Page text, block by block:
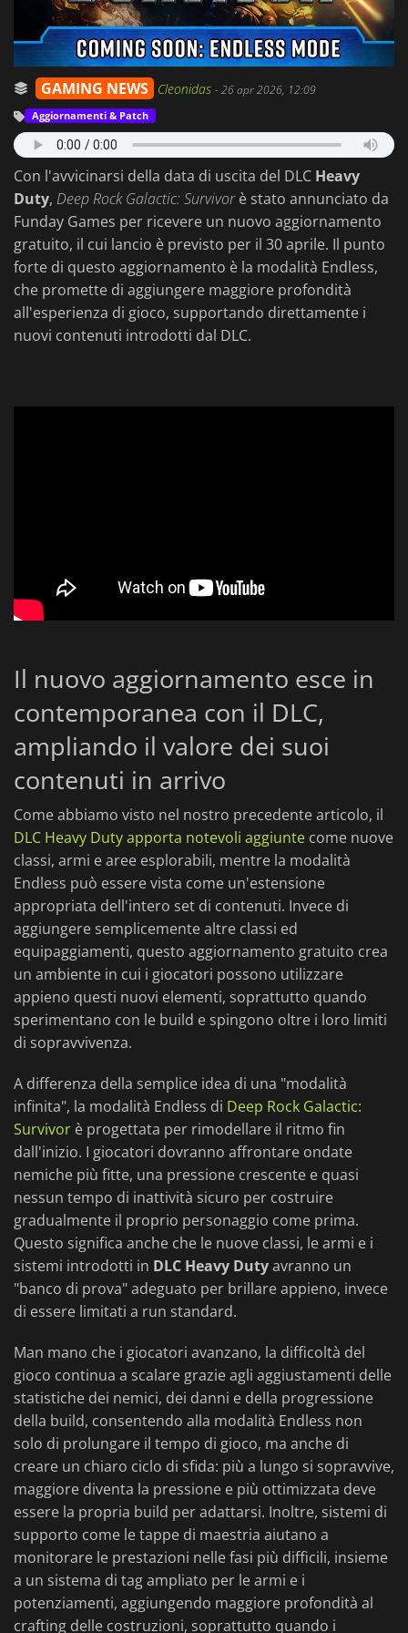
GAMING NEWS Cleonidas -26 apr 2026, 12:09
Aggiornamenti & Patch
Con l'avvicinarsi della data di uscita del DLC Heavy
Duty, Deep Rock Galactic: Survivorè stato annunciato da
Funday Games per ricevere un nuovo aggiornamento
gratuito, il cui lancio è previsto per il 30 aprile. Il punto
forte di questo aggiornamento è la modalità Endless,
che promette di aggiungere maggiore profondità
all'esperienza di gioco, supportando direttamente i
nuovi contenuti introdotti dal DLC.
Il nuovo aggiornamento esce in
contemporanea con il DLC,
ampliando il valore dei suoi
contenuti in arrivo
Come abbiamo visto nel nostro precedente articolo, il
DLC Heavy Duty apporta notevoli aggiunte come nuove
classi, armi e aree esplorabili, mentre la modalità
Endless può essere vista come un'estensione
appropriata dell'intero set di contenuti. Invece di
aggiungere semplicemente altre classi ed
equipaggiamenti, questo aggiornamento gratuito crea
un ambiente in cui i giocatori possono utilizzare
appieno questi nuovi elementi, soprattutto quando
sperimentano con le build e spingono oltre i loro limiti
di sopravvivenza.
A differenza della semplice idea di una "modalità
infinita", la modalità Endless di Deep Rock Galactic:
Survivor è progettata per rimodellare il ritmo fin
dall'inizio. I giocatori dovranno affrontare ondate
nemiche più fitte, una pressione crescente e quasi
nessun tempo di inattività sicuro per costruire
gradualmente il proprio personaggio come prima.
Questo significa anche che le nuove classi, le armi e i
sistemi introdotti in DLC Heavy Dutyavranno un
"banco di prova" adeguato per brillare appieno, invece
di essere limitati a run standard.
Man mano che i giocatori avanzano, la difficoltà del
gioco continua a scalare grazie agli aggiustamenti delle
statistiche dei nemici, dei danni e della progressione
della build, consentendo alla modalità Endless non
solo di prolungare il tempo di gioco, ma anche di
creare un chiaro ciclo di sfida: più a lungo si sopravvive,
maggiore diventa la pressione e più ottimizzata deve
essere la propria build per adattarsi. Inoltre, sistemi di
supporto come le tappe di maestria aiutano a
monitorare le prestazioni nelle fasi più difficili, insieme
a un sistema di tag ampliato per le armi e i
potenziamenti, aggiungendo maggiore profondità al
crafting delle costruzioni, soprattutto quando i